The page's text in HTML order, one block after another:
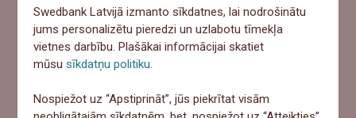
Atbildēt
apdrošināšanas gadījumiem
Swedbank Latvijā izmanto sīkdatnes, lai nodrošinātu
jums personalizētu pieredzi un uzlabotu tīmekļa
vietnes darbību. Plašākai informācijai skatiet
mūsusīkdatņu politiku
Nospiežot uz “Apstiprināt”, jūs piekrītat visām